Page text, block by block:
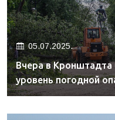
05.07.2025.
Вчера в
уровень погодной